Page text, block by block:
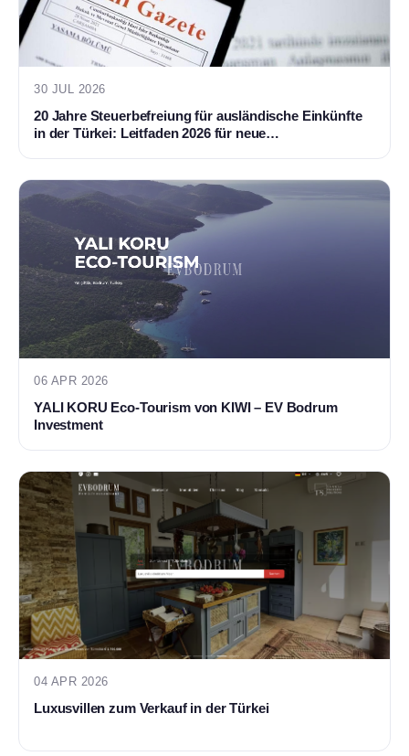
30 JUL 2026
20 Jahre Steuerbefreiung für ausländische Einkünfte
in der Türkei: Leitfaden 2026 für neue
06 APR 2026
YALI KORU Eco-Tourism von KIWI – EV Bodrum
Investment
04 APR 2026
Luxusvillen zum Verkauf in der Türkei